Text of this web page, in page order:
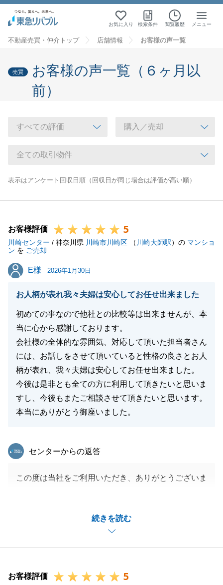
お気に入り 検索条件 閲覧履歴 メニュー
不動産売買・仲介トップ 店舗情報 お客様の声一覧
売買
お客様の声一覧（６ヶ月以
前）
表示はアンケート回収日順（回収日が同じ場合は評価が高い順）
お客様評価 5
川崎センター / 神奈川県 川崎市川崎区 （ 川崎大師駅）の マンショ
ン を ご売却
E様
E様 2026年1月30日
お人柄が表れ我々夫婦は安心してお任せ出来ました
初めての事なので他社との比較等は出来ませんが、本
当に心から感謝しております。
会社様の全体的な雰囲気、対応して頂いた担当者さん
には、お話しをさせて頂いていると性格の良さとお人
柄が表れ、我々夫婦は安心してお任せ出来ました。
今後は是非とも全ての方に利用して頂きたいと思いま
すし、今後もまたご相談させて頂きたいと思います。
本当にありがとう御座いました。
続きを読む
東急リバブル
センターからの返答
この度は当社をご利用いただき、ありがとうございま
末永くお付き合いできればと思っております。
引き続きよろしくお願い申し上げます。
お客様評価 5